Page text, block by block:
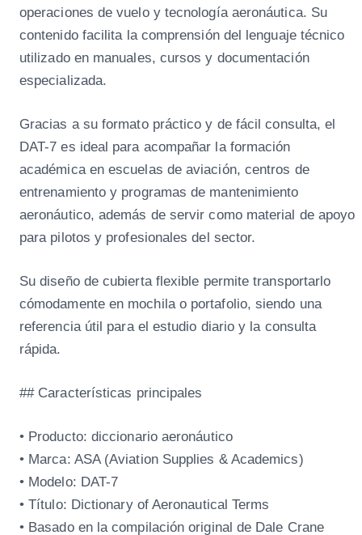
S
A
D
A
-
7
A
z
u
l
i
a
operaciones de vuelo y tecnología aeronáutica. Su
contenido facilita la comprensión del lenguaje técnico
utilizado en manuales, cursos y documentación
especializada.
Gracias a su formato práctico y de fácil consulta, el
DAT-7 es ideal para acompañar la formación
académica en escuelas de aviación, centros de
entrenamiento y programas de mantenimiento
aeronáutico, además de servir como material de apoyo
para pilotos y profesionales del sector.
Su diseño de cubierta flexible permite transportarlo
cómodamente en mochila o portafolio, siendo una
referencia útil para el estudio diario y la consulta
rápida.
## Características principales
• Producto: diccionario aeronáutico
• Marca: ASA (Aviation Supplies & Academics)
• Modelo: DAT-7
• Título: Dictionary of Aeronautical Terms
• Basado en la compilación original de Dale Crane